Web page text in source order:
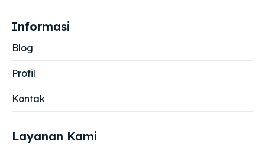
Informasi
Blog
Profil
Kontak
Layanan Kami